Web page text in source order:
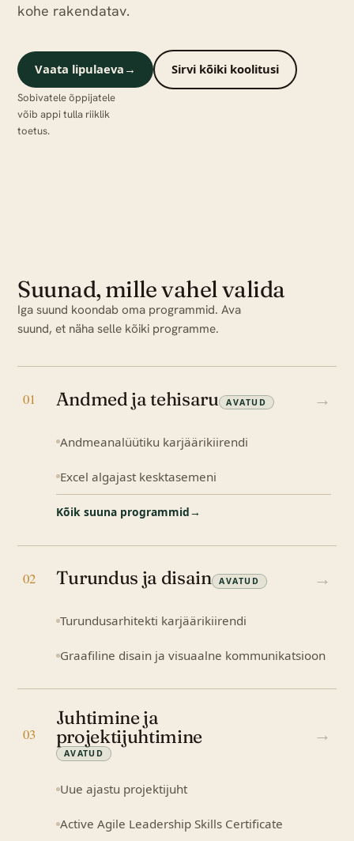
kohe rakendatav.
Vaata lipulaeva → Sirvi kõiki koolitusi
Sobivatele õppijatele
võib appi tulla riiklik
toetus.
Suunad, mille vahel valida
Iga suund koondab oma programmid. Ava
suund, et näha selle kõiki programme.
01 Andmed ja tehisaru AVATUD →
Andmeanalüütiku karjäärikiirendi
Excel algajast kesktasemeni
Kõik suuna programmid→
02 Turundus ja disain AVATUD →
Turundusarhitekti karjäärikiirendi
Graafiline disain ja visuaalne kommunikatsioon
03
Juhtimine ja
projektijuhtimine
AVATUD
→
Uue ajastu projektijuht
Active Agile Leadership Skills Certificate